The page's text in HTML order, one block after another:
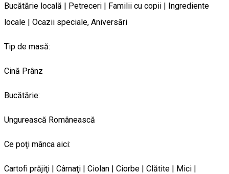
Bucătărie locală | Petreceri | Familii cu copii | Ingrediente
locale | Ocazii speciale, Aniversări
Tip de masă:
Cină Prânz
Bucătărie:
Ungurească Românească
Ce poţi mânca aici:
Cartofi prăjiţi | Cârnaţi | Ciolan | Ciorbe | Clătite | Mici |